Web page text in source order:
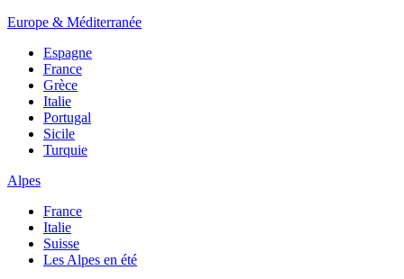
Europe & Méditerranée
Espagne
France
Grèce
Italie
Portugal
Sicile
Turquie
Alpes
France
Italie
Suisse
Les Alpes en été